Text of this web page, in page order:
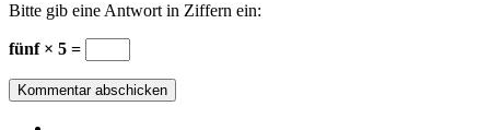
Bitte gib eine Antwort in Ziffern ein:
fünf × 5 =